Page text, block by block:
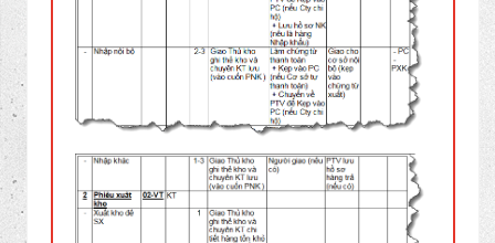
Dưới đây là bảng lập và luân chuyển chứng
kế toán sản xuất đã soạn ra
mọi người cùng tham khảo